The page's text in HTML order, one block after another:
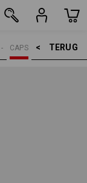
TERUG    >
CAPS